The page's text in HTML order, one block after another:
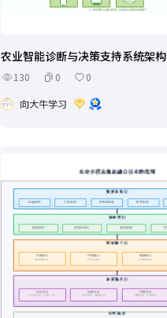
农业智能诊断与决策支持系统架构
130 0
0
向大牛学习